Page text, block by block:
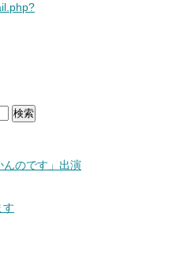
検索
んのです」出演
す